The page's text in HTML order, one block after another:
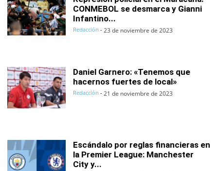
CONMEBOL se desmarca y Gianni
Infantino...
Redacción - 23 de noviembre de 2023
Daniel Garnero: «Tenemos que
hacernos fuertes de local»
Redacción - 21 de noviembre de 2023
Escándalo por reglas financieras en
la Premier League: Manchester
City y...